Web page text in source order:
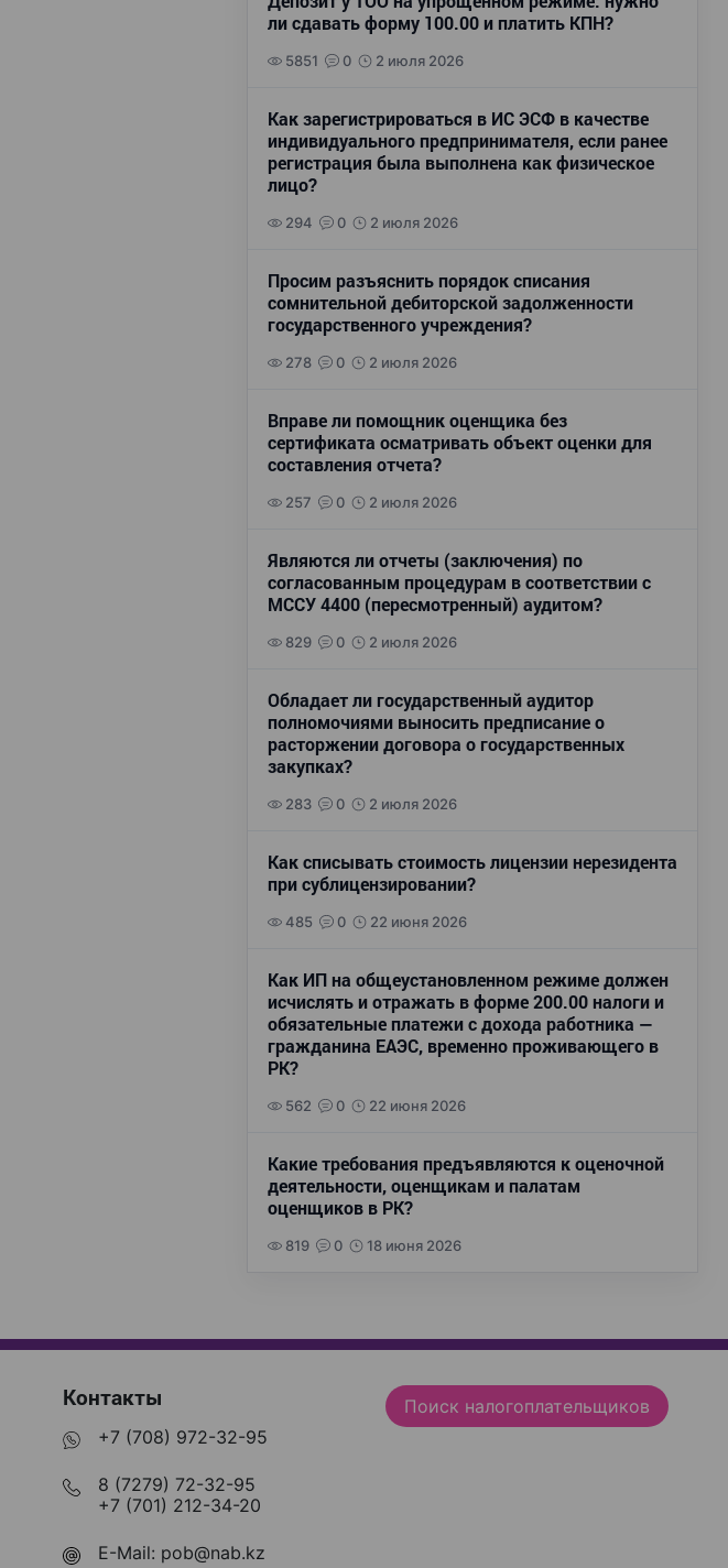
ли сдавать форму 100.00 и платить КПН?
5851 0 2 июля 2026
Как зарегистрироваться в ИС ЭСФ в качестве
индивидуального предпринимателя, если ранее
регистрация была выполнена как физическое
лицо?
294 0 2 июля 2026
Просим разъяснить порядок списания
сомнительной дебиторской задолженности
государственного учреждения?
278 0 2 июля 2026
Вправе ли помощник оценщика без
сертификата осматривать объект оценки для
составления отчета?
257 0 2 июля 2026
Являются ли отчеты (заключения) по
согласованным процедурам в соответствии с
МССУ 4400 (пересмотренный) аудитом?
829 0 2 июля 2026
Обладает ли государственный аудитор
полномочиями выносить предписание о
расторжении договора о государственных
закупках?
283 0 2 июля 2026
Как списывать стоимость лицензии нерезидента
при сублицензировании?
485 0 22 июня 2026
Как ИП на общеустановленном режиме должен
исчислять и отражать в форме 200.00 налоги и
обязательные платежи с дохода работника —
гражданина ЕАЭС, временно проживающего в
РК?
562 0 22 июня 2026
Какие требования предъявляются к оценочной
деятельности, оценщикам и палатам
оценщиков в РК?
819 0 18 июня 2026
Контакты
+7 (708) 972-32-95
8 (7279) 72-32-95
+7 (701) 212-34-20
E-Mail: pob@nab.kz
Поиск налогоплательщиков